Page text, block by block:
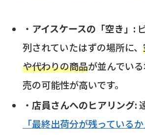
・ アイスケースの「空き」:
列されていたはずの場所に、
や代わりの商品が並んでい
売の可能性が高いです。
・ 店員さんへのヒアリング:
「最終出荷分が残っている